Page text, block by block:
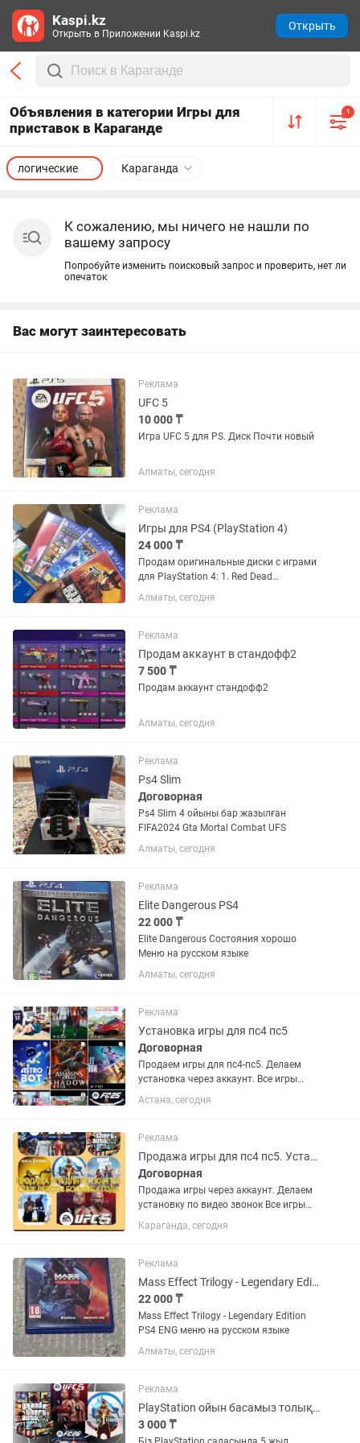
Объявления в категории Игры для
приставок в Караганде
1
Караганда
логические
К сожалению, мы ничего не нашли по
вашему запросу
Попробуйте изменить поисковый запрос и проверить, нет ли
опечаток
Вас могут заинтересовать
Реклама
UFC 5
10 000 ₸
Игра UFC 5 для PS. Диск Почти новый
Алматы, сегодня
Реклама
Игры для PS4 (PlayStation 4)
24 000 ₸
Продам оригинальные диски с играми
для PlayStation 4: 1. Red Dead
Redemption 2 — 8 000 – 11 000 тг 2. GTA
V (Grand Theft Auto V) — 7 000 – 9 000 тг
FIFA 20 —...
Алматы, сегодня
Реклама
Продам аккаунт в стандофф2
7 500 ₸
Продам аккаунт стандофф2
Алматы, сегодня
Реклама
Ps4 Slim
Договорная
Ps4 Slim 4 ойыны бар жазылған
FIFA2024 Gta Mortal Combat UFS
Алматы, сегодня
Реклама
Elite Dangerous PS4
22 000 ₸
Elite Dangerous Состояния хорошо
Меню на русском языке
Алматы, сегодня
Реклама
Установка игры для пс4 пс5
Договорная
Продаем игры для пс4-пс5. Делаем
установка через аккаунт. Все игры
лицензионные куплены в пс сторе.
Напишите нам на или позвоните.
Ps5
Астана, сегодня
Реклама
Продажа игры для пс4 пс5. Установка закачка
Договорная
Продажа игры через аккаунт. Делаем
установку по видео звонок Все игры
купленные в официальном сайте пс
сторе. Стаж работы 5 лет Наш
Караганда, сегодня
Реклама
Mass Effect Trilogy - Legendary Edition PS4 ENG
22 000 ₸
Mass Effect Trilogy - Legendary Edition
PS4 ENG меню на русском языке
Алматы, сегодня
Реклама
PlayStation ойын басамыз толықтай кеплдікпен. PS5 ps4 пс 5 пс4 игры
3 000 ₸
Kaspi.kz
Открыть в Приложении Kaspi.kz
Открыть